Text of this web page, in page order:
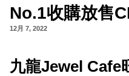
No.1收購放售
12月 7, 2022
九龍Jewel Cafe